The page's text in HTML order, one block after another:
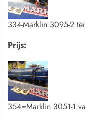
334-Marklin 3095-2
Prijs:
354=Marklin 3051-1